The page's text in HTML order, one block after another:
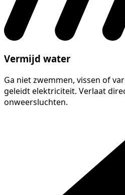
Vermijd water
Ga niet zwemmen, vissen of
geleidt elektriciteit. Verlaat
onweersluchten.